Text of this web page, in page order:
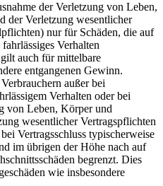
der Verletzung von Leben,
der Verletzung wesentlicher
nur für Schäden, die auf
Verhalten
auch für mittelbare
entgangenen Gewinn.
außer bei
Verhalten oder bei
von Leben, Körper und
wesentlicher Vertragspflichten
Vertragsschluss typischerweise
im übrigen der Höhe nach auf
begrenzt. Dies
wie insbesondere